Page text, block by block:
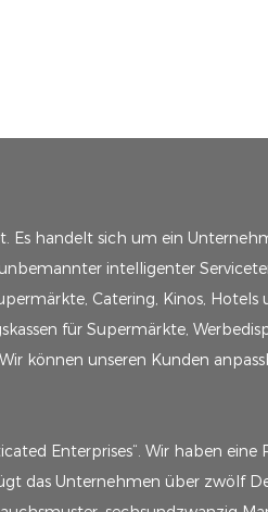
Es handelt sich um ein
intelligenter
Catering, Kinos, Hotels
für Supermärkte,
können unseren Kunden
Enterprises“. Wir haben
das Unternehmen über zwölf